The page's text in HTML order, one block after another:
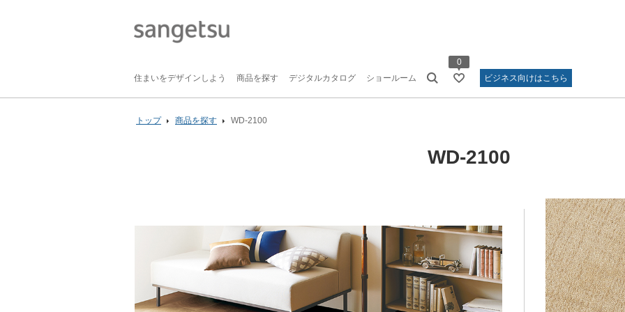
住まいをデザインしよう 商品を探す デジタルカタログ ショールーム
0
ビジネス向けはこちら
トップ 商品を探す WD-2100
WD-2100